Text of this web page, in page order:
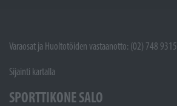
Varaosat ja Huoltotöiden vastaanotto: (02) 748 9315
Sijainti kartalla
SPORTTIKONE SALO